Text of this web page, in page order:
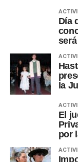
Día
la
El
por